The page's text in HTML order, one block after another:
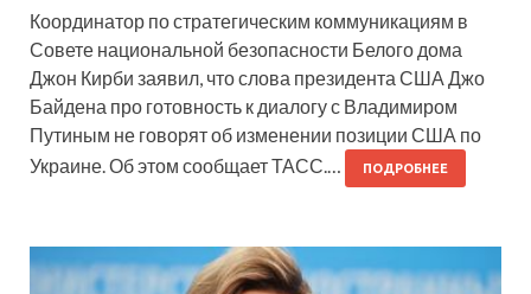
Координатор по стратегическим коммуникациям в
Совете национальной безопасности Белого дома
Джон Кирби заявил, что слова президента США Джо
Байдена про готовность к диалогу с Владимиром
Путиным не говорят об изменении позиции США по
Украине. Об этом сообщает ТАСС.…
ПОДРОБНЕЕ